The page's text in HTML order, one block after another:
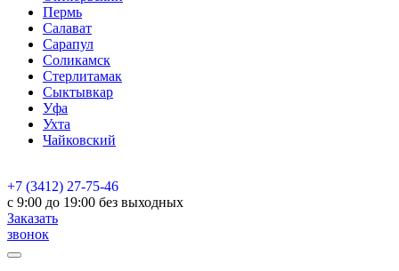
Пермь
Салават
Сарапул
Соликамск
Стерлитамак
Сыктывкар
Уфа
Ухта
Чайковский
+7 (3412) 27-75-46
c 9:00 до 19:00 без выходных
Заказать
звонок